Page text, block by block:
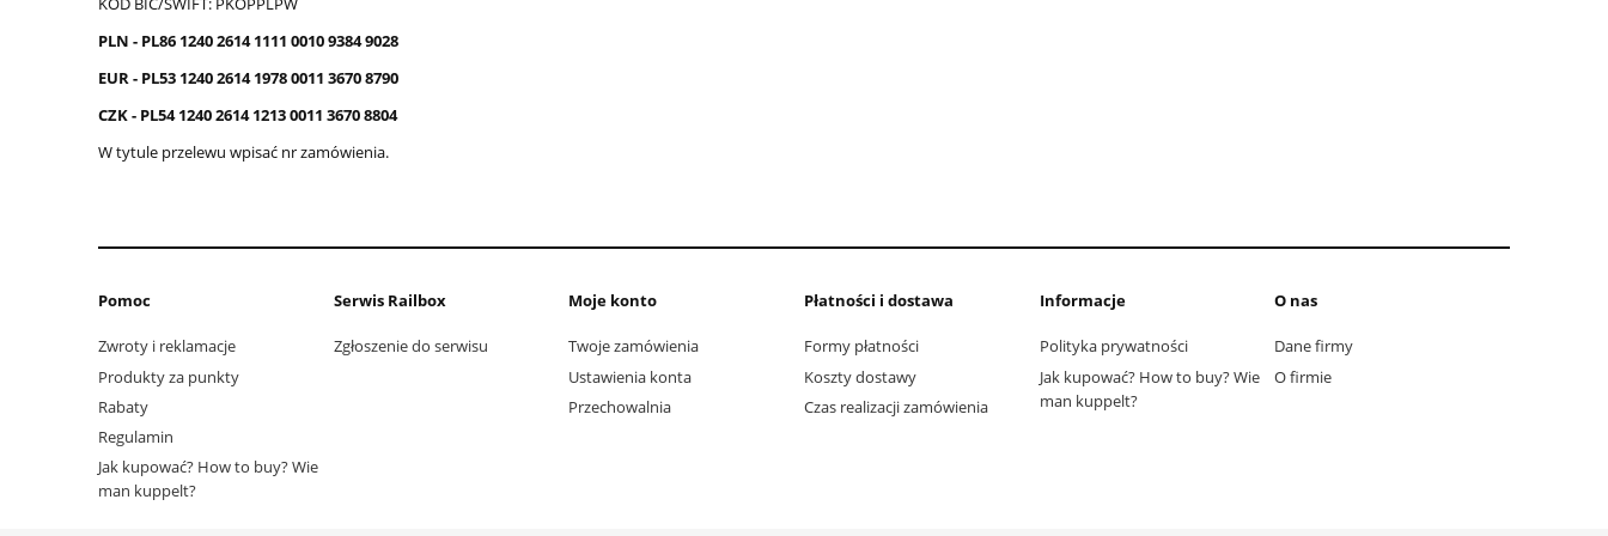
PLN - PL86 1240 2614 1111 0010 9384 9028
EUR - PL53 1240 2614 1978 0011 3670 8790
CZK - PL54 1240 2614 1213 0011 3670 8804
W tytule przelewu wpisać nr zamówienia.
Pomoc
Zwroty i reklamacje
Produkty za punkty
Rabaty
Regulamin
Jak kupować? How to buy? Wie
man kuppelt?
Serwis Railbox
Zgłoszenie do serwisu
Moje konto
Twoje zamówienia
Ustawienia konta
Przechowalnia
Płatności i dostawa
Formy płatności
Koszty dostawy
Czas realizacji zamówienia
Informacje
Polityka prywatności
Jak kupować? How to buy? Wie
man kuppelt?
O nas
Dane firmy
O firmie